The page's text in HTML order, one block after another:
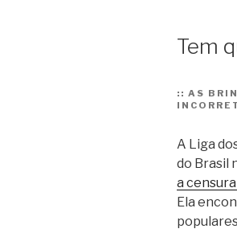
Tem
:: AS
A Liga
do Brasil
a
Ela